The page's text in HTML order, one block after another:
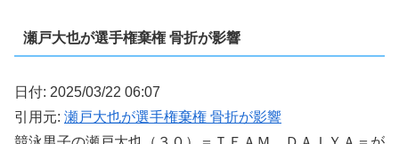
瀬戸大也が選手権棄権 骨折が影響
日付: 2025/03/22 06:07
引用元: 瀬戸大也が選手権棄権 骨折が影響